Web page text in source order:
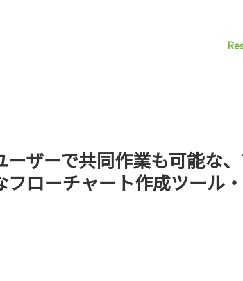
ーザーで共同作業も可能な
フローチャート作成ツール